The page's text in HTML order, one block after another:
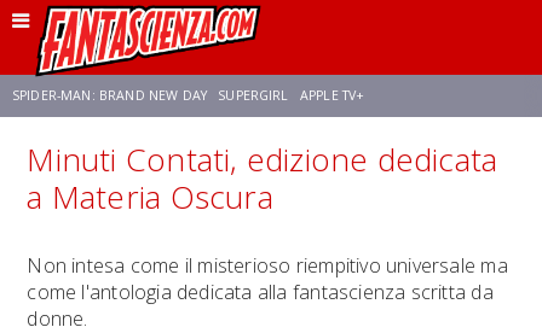
SPIDER-MAN: BRAND NEW DAY SUPERGIRL APPLE TV+
FRANCO RICCIARDIELLO ZENDAYA STAR TREK AVENGERS: DOOMSDAY
Minuti Contati, edizione dedicata
a Materia Oscura
Non intesa come il misterioso riempitivo universale ma
come l'antologia dedicata alla fantascienza scritta da
donne.